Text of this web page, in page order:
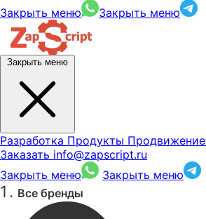
Закрыть меню
Закрыть меню
Закрыть меню
Разработка Продукты Продвижение
Заказать info@zapscript.ru
Закрыть меню
Закрыть меню
Все бренды